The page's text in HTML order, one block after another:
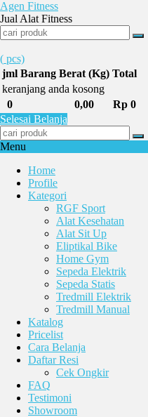
Agen Fitness
Jual Alat Fitness
( pcs)
jml Barang Berat (Kg) Total
keranjang anda kosong
0
0,00
Rp 0
Selesai Belanja
Menu
Home
Profile
Kategori
RGF Sport
Alat Kesehatan
Alat Sit Up
Eliptikal Bike
Home Gym
Sepeda Elektrik
Sepeda Statis
Tredmill Elektrik
Tredmill Manual
Katalog
Pricelist
Cara Belanja
Daftar Resi
Cek Ongkir
FAQ
Testimoni
Showroom